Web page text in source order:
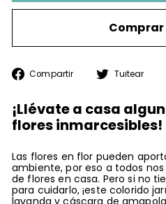
Compartir
Compartir
Tuitear
¡Llévate a casa
flores inmarcesibles!
Las flores en flor pueden
ambiente, por eso a todos
de flores en casa. Pero si no
para cuidarlo, ¡este colorido
lavanda y cáscara de